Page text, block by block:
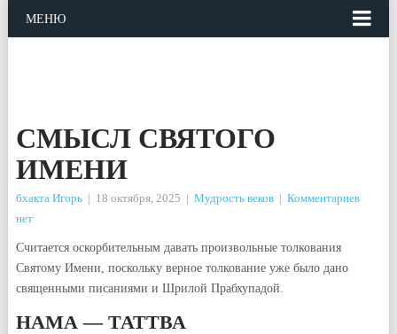
МЕНЮ
СМЫСЛ СВЯТОГО
ИМЕНИ
бхакта Игорь | 18 октября, 2025 | Мудрость веков | Комментариев
нет
Считается оскорбительным давать произвольные толкования
Святому Имени, поскольку верное толкование уже было дано
священными писаниями и Шрилой Прабхупадой.
НАМА — ТАТТВА